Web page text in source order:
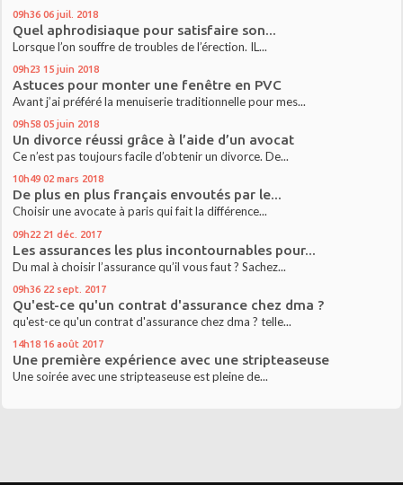
09h36 06 juil. 2018
Quel aphrodisiaque pour satisfaire son...
Lorsque l’on souffre de troubles de l’érection. IL...
09h23 15 juin 2018
Astuces pour monter une fenêtre en PVC
Avant j’ai préféré la menuiserie traditionnelle pour mes...
09h58 05 juin 2018
Un divorce réussi grâce à l’aide d’un avocat
Ce n’est pas toujours facile d’obtenir un divorce. De...
10h49 02 mars 2018
De plus en plus français envoutés par le...
Choisir une avocate à paris qui fait la différence...
09h22 21 déc. 2017
Les assurances les plus incontournables pour...
Du mal à choisir l’assurance qu’il vous faut ? Sachez...
09h36 22 sept. 2017
Qu'est-ce qu'un contrat d'assurance chez dma ?
qu'est-ce qu'un contrat d'assurance chez dma ? telle...
14h18 16 août 2017
Une première expérience avec une stripteaseuse
Une soirée avec une stripteaseuse est pleine de...